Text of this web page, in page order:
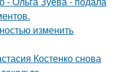
изменить
Костенко снова